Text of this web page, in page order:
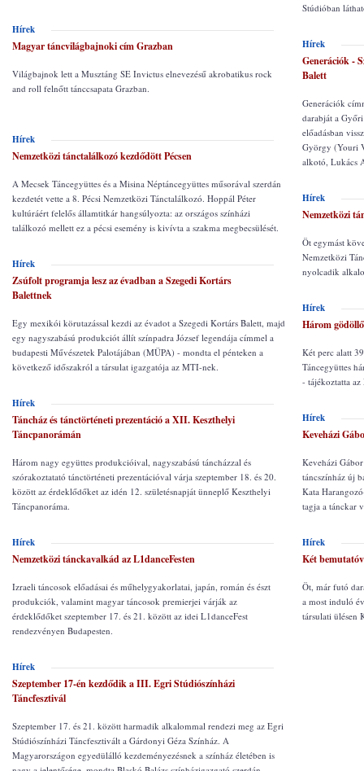
Hírek
Magyar táncvilágbajnoki cím Grazban
Világbajnok lett a Musztáng SE Invictus elnevezésű akrobatikus rock
and roll felnőtt tánccsapata Grazban.
Hírek
Nemzetközi tánctalálkozó kezdődött Pécsen
A Mecsek Táncegyüttes és a Misina Néptáncegyüttes műsorával szerdán
kezdetét vette a 8. Pécsi Nemzetközi Tánctalálkozó. Hoppál Péter
kultúráért felelős államtitkár hangsúlyozta: az országos színházi
találkozó mellett ez a pécsi esemény is kivívta a szakma megbecsülését.
Hírek
Zsúfolt programja lesz az évadban a Szegedi Kortárs
Balettnek
Egy mexikói körutazással kezdi az évadot a Szegedi Kortárs Balett, majd
egy nagyszabású produkciót állít színpadra József legendája címmel a
budapesti Művészetek Palotájában (MÜPA) - mondta el pénteken a
következő időszakról a társulat igazgatója az MTI-nek.
Hírek
Táncház és tánctörténeti prezentáció a XII. Keszthelyi
Táncpanorámán
Három nagy együttes produkcióival, nagyszabású táncházzal és
szórakoztatató tánctörténeti prezentációval várja szeptember 18. és 20.
között az érdeklődőket az idén 12. születésnapját ünneplő Keszthelyi
Táncpanoráma.
Hírek
Nemzetközi tánckavalkád az L1danceFesten
Izraeli táncosok előadásai és műhelygyakorlatai, japán, román és észt
produkciók, valamint magyar táncosok premierjei várják az
érdeklődőket szeptember 17. és 21. között az idei L1danceFest
rendezvényen Budapesten.
Hírek
Szeptember 17-én kezdődik a III. Egri Stúdiószínházi
Táncfesztivál
Szeptember 17. és 21. között harmadik alkalommal rendezi meg az Egri
Stúdiószínházi Táncfesztivált a Gárdonyi Géza Színház. A
Magyarországon egyedülálló kezdeményezésnek a színház életében is
Stúdióban
Hírek
Generációk -
Balett
Generációk
darabját a
előadásban
György (Youri
alkotó, Lukács
Hírek
Nemzetközi
Öt egymást
Nemzetközi
nyolcadik
Hírek
Három
Két perc alatt
Táncegyüttes
- tájékoztatta
Hírek
Keveházi
Keveházi
táncszínház új
Kata
tagja a tánckar
Hírek
Két
Öt, már futó
a most induló
társulati ülésen